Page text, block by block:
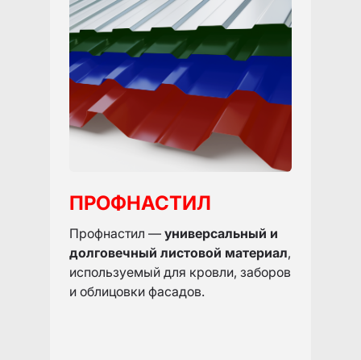
ПРОФНАСТИЛ
Профнастил — универсальный и
долговечный листовой материал,
используемый для кровли, заборов
и облицовки фасадов.